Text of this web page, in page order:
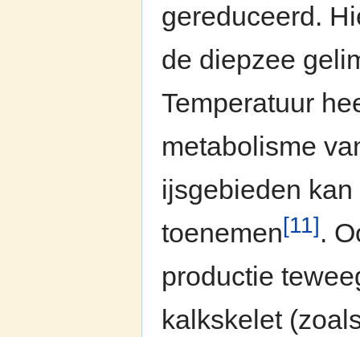
gereduceerd.
de diepzee
Temperatuur
metabolisme
ijsgebieden
toenemen[11].
productie
kalkskelet